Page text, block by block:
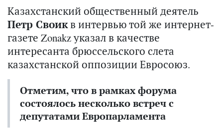
Казахстанский общественный деятель
Петр Своикв интервью той же интернет-
газете Zonakz указал в качестве
интересанта брюссельского слета
казахстанской оппозиции Евросоюз.
Отметим, что в рамках форума
состоялось несколько встреч с
депутатами Европарламента